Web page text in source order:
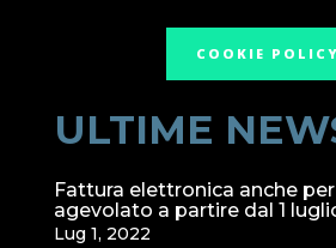
COOKIE POLICY
ULTIME
Fattura elettronica anche
agevolato a partire dal 1
Lug 1, 2022